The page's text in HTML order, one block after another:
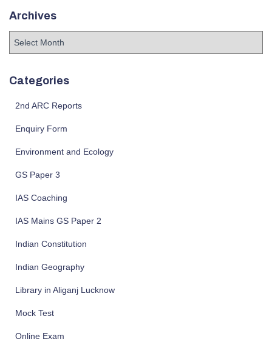
Archives
h
Categories
2nd ARC Reports
Enquiry Form
Environment and Ecology
GS Paper 3
IAS Coaching
IAS Mains GS Paper 2
Indian Constitution
Indian Geography
Library in Aliganj Lucknow
Mock Test
Online Exam